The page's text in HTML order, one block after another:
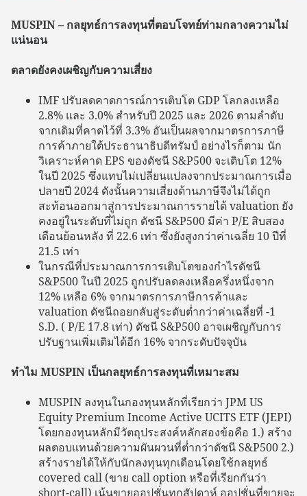
MUSPIN – กลยุทธ์การลงทุนที่ตอบโจทย์ท่ามกลางความไม่
แน่นอน
ตลาดยังคงเผชิญกับความเสี่ยง
IMF ปรับลดคาดการณ์การเติบโต GDP โลกลงเหลือ
2.8% และ 3.0% สำหรับปี 2025 และ 2026 ตามลำดับ
จากเดิมที่คาดไว้ที่ 3.3% อันเป็นผลจากมาตรการภาษี
การค้าภายใต้ประธานาธิบดีทรัมป์ อย่างไรก็ตาม นัก
วิเคราะห์คาด EPS ของดัชนี S&P500 จะเติบโต 12%
ในปี 2025 ซึ่งแทบไม่เปลี่ยนแปลงจากประมาณการเมื่อ
ปลายปี 2024 ดังนั้นความเสี่ยงด้านภาษีจึงไม่ได้ถูก
สะท้อนออกมาสู่การประมาณการรายได้ valuation ยัง
คงอยู่ในระดับที่ไม่ถูก ดัชนี S&P500 มีค่า P/E สิบสอง
เดือนย้อนหลัง ที่ 22.6 เท่า ซึ่งยังสูงกว่าค่าเฉลี่ย 10 ปีที่
21.5 เท่า
ในกรณีที่ประมาณการการเติบโตของกำไรดัชนี
S&P500 ในปี 2025 ถูกปรับลดลงเหลือครึ่งหนึ่งจาก
12% เหลือ 6% จากมาตรการภาษีการค้าและ
valuation ดัชนีถอยกลับสู่ระดับต่ำกว่าค่าเฉลี่ยที่ -1
S.D. ( P/E 17.8 เท่า) ดัชนี S&P500 อาจเผชิญกับการ
ปรับฐานเพิ่มเติมได้อีก 16% จากระดับปัจจุบัน
ทำไม MUSPIN เป็นกลยุทธ์การลงทุนที่เหมาะสม
MUSPIN ลงทุนในกองทุนหลักที่เรียกว่า JPM US
Equity Premium Income Active UCITS ETF (JEPI)
โดยกองทุนหลักมีวัตถุประสงค์หลักสองข้อคือ 1.) สร้าง
ผลตอบแทนด้วยความผันผวนที่ต่ำกว่าดัชนี S&P500 2.)
สร้างรายได้ให้กับนักลงทุนทุกเดือนโดยใช้กลยุทธ์
covered call (ขาย call option หรือที่เรียกกันว่า
short-call) เน้นขายออปชั่นทุกสัปดาห์ ออปชั่นที่ขายจะ